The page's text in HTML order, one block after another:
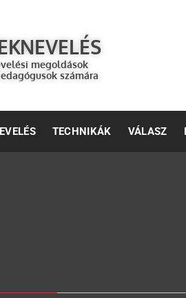
megoldások
számára
TECHNIKÁK VÁLASZ